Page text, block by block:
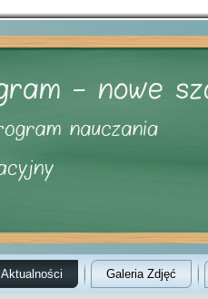
Aktualności Galeria Zdjęć